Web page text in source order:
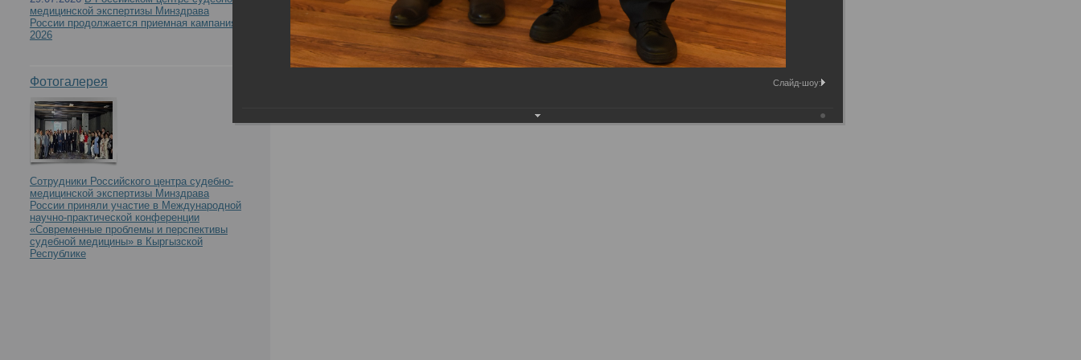
медицинской экспертизы Минздрава
России продолжается приемная кампания
2026
Фотогалерея
Сотрудники Российского центра судебно-
медицинской экспертизы Минздрава
России приняли участие в Международной
научно-практической конференции
«Современные проблемы и перспективы
судебной медицины» в Кыргызской
Республике
Слайд-шоу: